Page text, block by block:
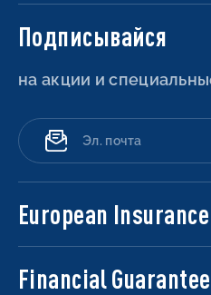
Подписывайся
на акции и
European Insurance
Financial Guarantee